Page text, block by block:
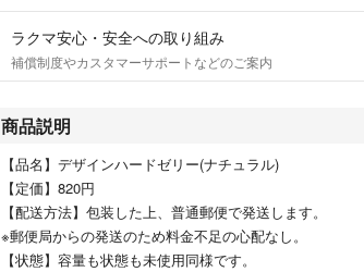
ラクマ安心・安全への取り組み
補償制度やカスタマーサポートなどのご案内
商品説明
【品名】デザインハードゼリー(ナチュラル)
【定価】820円
【配送方法】包装した上、普通郵便で発送します。
※郵便局からの発送のため料金不足の心配なし。
【状態】容量も状態も未使用同様です。